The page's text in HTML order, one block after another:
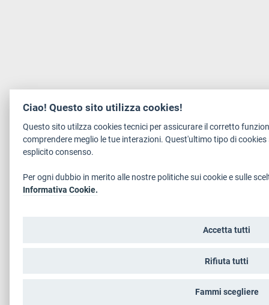
Ciao! Questo sito utilizza cookies!
Questo sito utilzza cookies tecnici per assicurare il corretto
comprendere meglio le tue interazioni. Quest'ultimo tipo di
esplicito consenso.
Per ogni dubbio in merito alle nostre politiche sui cookie e sulle
Informativa Cookie.
Accetta tutti
Rifiuta tutti
Fammi scegliere